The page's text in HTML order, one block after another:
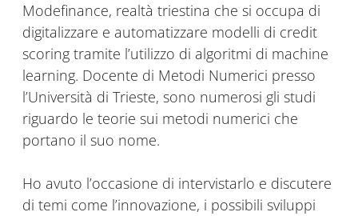
Modefinance, realtà triestina che si occupa di
digitalizzare e automatizzare modelli di credit
scoring tramite l’utilizzo di algoritmi di machine
learning. Docente di Metodi Numerici presso
l’Università di Trieste, sono numerosi gli studi
riguardo le teorie sui metodi numerici che
portano il suo nome.
Ho avuto l’occasione di intervistarlo e discutere
di temi come l’innovazione, i possibili sviluppi